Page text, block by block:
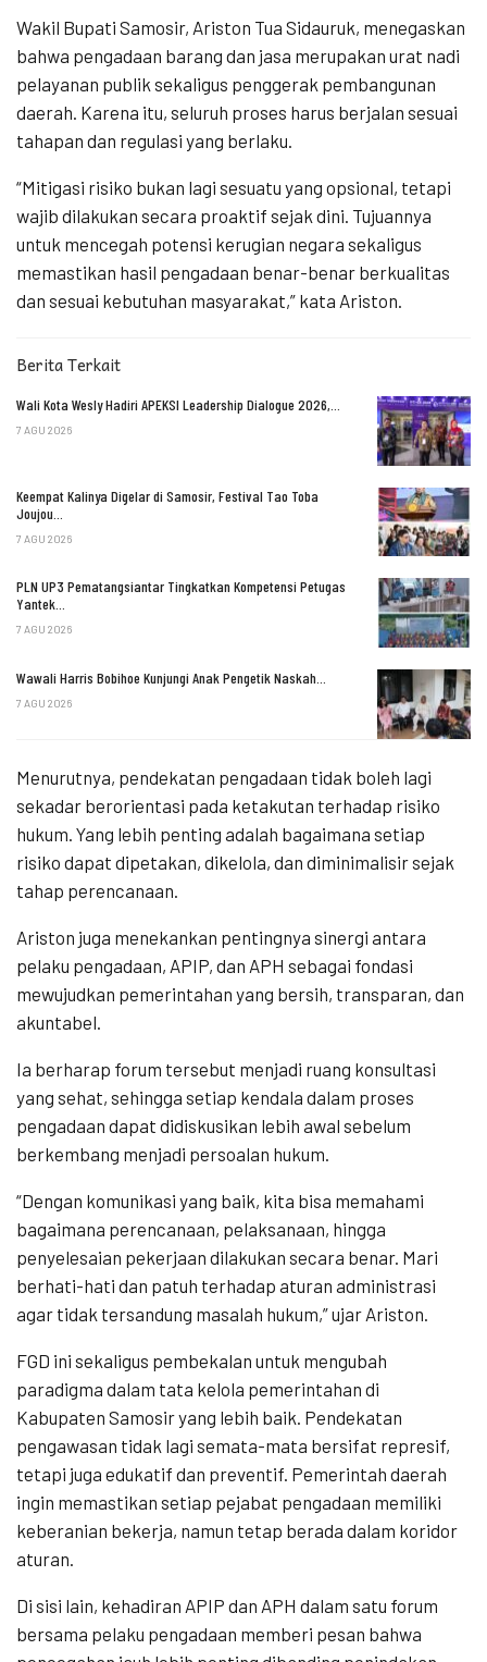
Wakil Bupati Samosir, Ariston Tua Sidauruk, menegaskan
bahwa pengadaan barang dan jasa merupakan urat nadi
pelayanan publik sekaligus penggerak pembangunan
daerah. Karena itu, seluruh proses harus berjalan sesuai
tahapan dan regulasi yang berlaku.
“Mitigasi risiko bukan lagi sesuatu yang opsional, tetapi
wajib dilakukan secara proaktif sejak dini. Tujuannya
untuk mencegah potensi kerugian negara sekaligus
memastikan hasil pengadaan benar-benar berkualitas
dan sesuai kebutuhan masyarakat,” kata Ariston.
Berita Terkait
Wali Kota Wesly Hadiri APEKSI Leadership Dialogue 2026,…
7 AGU 2026
Keempat Kalinya Digelar di Samosir, Festival Tao Toba
Joujou…
7 AGU 2026
PLN UP3 Pematangsiantar Tingkatkan Kompetensi Petugas
Yantek…
7 AGU 2026
Wawali Harris Bobihoe Kunjungi Anak Pengetik Naskah…
7 AGU 2026
Menurutnya, pendekatan pengadaan tidak boleh lagi
sekadar berorientasi pada ketakutan terhadap risiko
hukum. Yang lebih penting adalah bagaimana setiap
risiko dapat dipetakan, dikelola, dan diminimalisir sejak
tahap perencanaan.
Ariston juga menekankan pentingnya sinergi antara
pelaku pengadaan, APIP, dan APH sebagai fondasi
mewujudkan pemerintahan yang bersih, transparan, dan
akuntabel.
Ia berharap forum tersebut menjadi ruang konsultasi
yang sehat, sehingga setiap kendala dalam proses
pengadaan dapat didiskusikan lebih awal sebelum
berkembang menjadi persoalan hukum.
“Dengan komunikasi yang baik, kita bisa memahami
bagaimana perencanaan, pelaksanaan, hingga
penyelesaian pekerjaan dilakukan secara benar. Mari
berhati-hati dan patuh terhadap aturan administrasi
agar tidak tersandung masalah hukum,” ujar Ariston.
FGD ini sekaligus pembekalan untuk mengubah
paradigma dalam tata kelola pemerintahan di
Kabupaten Samosir yang lebih baik. Pendekatan
pengawasan tidak lagi semata-mata bersifat represif,
tetapi juga edukatif dan preventif. Pemerintah daerah
ingin memastikan setiap pejabat pengadaan memiliki
keberanian bekerja, namun tetap berada dalam koridor
aturan.
Di sisi lain, kehadiran APIP dan APH dalam satu forum
bersama pelaku pengadaan memberi pesan bahwa